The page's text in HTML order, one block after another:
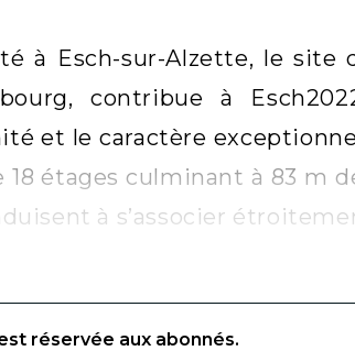
à Esch-sur-Alzette, le site
contribue à
et le caractère
18 étages culminant à 83 m
à s’associer
réservée aux abonnés.